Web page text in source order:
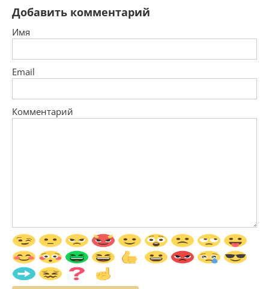
Добавить комментарий
Имя
Email
Комментарий